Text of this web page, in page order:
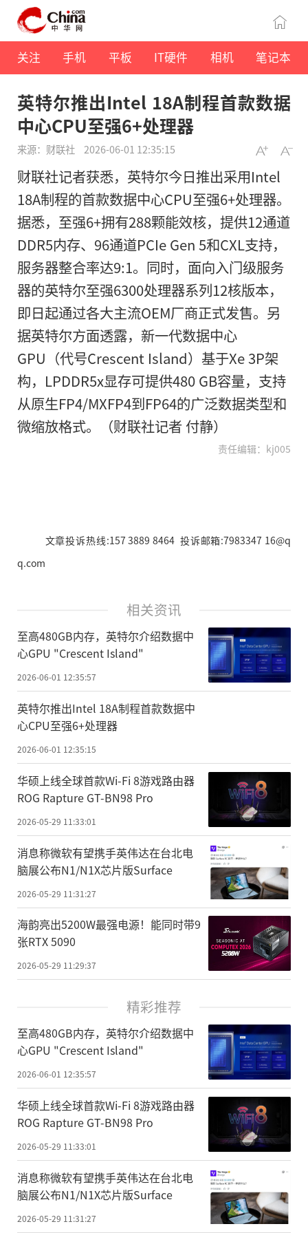
关注 手机 平板 IT硬件 相机 笔记本
英特尔推出Intel 18A制程首款数据
中心CPU至强6+处理器
来源：财联社 2026-06-01 12:35:15
财联社记者获悉，英特尔今日推出采用Intel
18A制程的首款数据中心CPU至强6+处理器。
据悉，至强6+拥有288颗能效核，提供12通道
DDR5内存、96通道PCIe Gen 5和CXL支持，
服务器整合率达9:1。同时，面向入门级服务
器的英特尔至强6300处理器系列12核版本，
即日起通过各大主流OEM厂商正式发售。另
据英特尔方面透露，新一代数据中心
GPU（代号Crescent Island）基于Xe 3P架
构，LPDDR5x显存可提供480 GB容量，支持
从原生FP4/MXFP4到FP64的广泛数据类型和
微缩放格式。（财联社记者 付静）
责任编辑：kj005
文章投诉热线:157 3889 8464 投诉邮箱:7983347 16@q
q.com
相关资讯
至高480GB内存，英特尔介绍数据中
心GPU "Crescent Island"
2026-06-01 12:35:57
英特尔推出Intel 18A制程首款数据中
心CPU至强6+处理器
2026-06-01 12:35:15
华硕上线全球首款Wi-Fi 8游戏路由器
ROG Rapture GT-BN98 Pro
2026-05-29 11:33:01
消息称微软有望携手英伟达在台北电
脑展公布N1/N1X芯片版Surface
2026-05-29 11:31:27
海韵亮出5200W最强电源！能同时带9
张RTX 5090
2026-05-29 11:29:37
精彩推荐
至高480GB内存，英特尔介绍数据中
心GPU "Crescent Island"
2026-06-01 12:35:57
华硕上线全球首款Wi-Fi 8游戏路由器
ROG Rapture GT-BN98 Pro
2026-05-29 11:33:01
消息称微软有望携手英伟达在台北电
脑展公布N1/N1X芯片版Surface
2026-05-29 11:31:27